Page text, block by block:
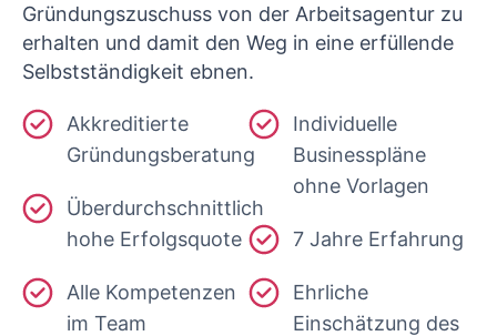
Gründungszuschuss von der Arbeitsagentur zu
erhalten und damit den Weg in eine erfüllende
Selbstständigkeit ebnen.
Akkreditierte
Gründungsberatung
Überdurchschnittlich
hohe Erfolgsquote
Alle Kompetenzen
im Team
Individuelle
Businesspläne
ohne Vorlagen
7 Jahre Erfahrung
Ehrliche
Einschätzung des